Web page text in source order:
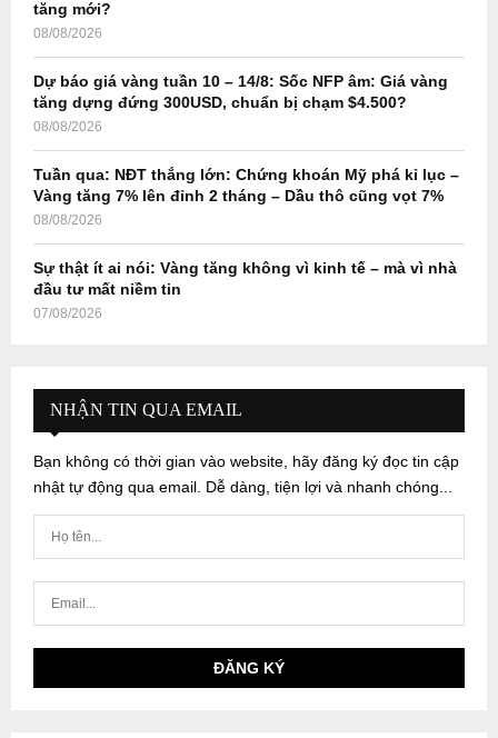
tăng mới?
08/08/2026
Dự báo giá vàng tuần 10 – 14/8: Sốc NFP âm: Giá vàng
tăng dựng đứng 300USD, chuẩn bị chạm $4.500?
08/08/2026
Tuần qua: NĐT thắng lớn: Chứng khoán Mỹ phá kỉ lục –
Vàng tăng 7% lên đỉnh 2 tháng – Dầu thô cũng vọt 7%
08/08/2026
Sự thật ít ai nói: Vàng tăng không vì kinh tế – mà vì nhà
đầu tư mất niềm tin
07/08/2026
NHẬN TIN QUA EMAIL
Bạn không có thời gian vào website, hãy đăng ký đọc tin cập
nhật tự động qua email. Dễ dàng, tiện lợi và nhanh chóng...